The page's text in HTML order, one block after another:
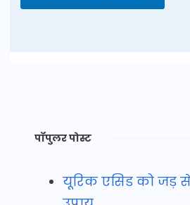
पॉपुलर पोस्ट
यूरिक एसिड को जड़